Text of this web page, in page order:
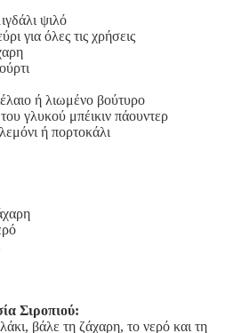
ψιλό
για όλες τις χρήσεις
ή λιωμένο βούτυρο
γλυκού μπέικιν πάουντερ
ή πορτοκάλι
Σιροπιού:
βάλε τη ζάχαρη, το νερό και τη